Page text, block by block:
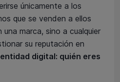
únicamente a los
que se venden a ellos
marca, sino a cualquier
su reputación en
digital: quién eres